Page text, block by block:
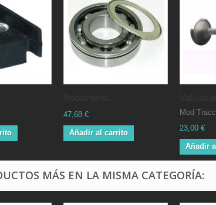
47,68 €
Añadir al carrito
Mod
23,00 €
Añadir
MÁS EN LA MISMA CATEGORÍA: